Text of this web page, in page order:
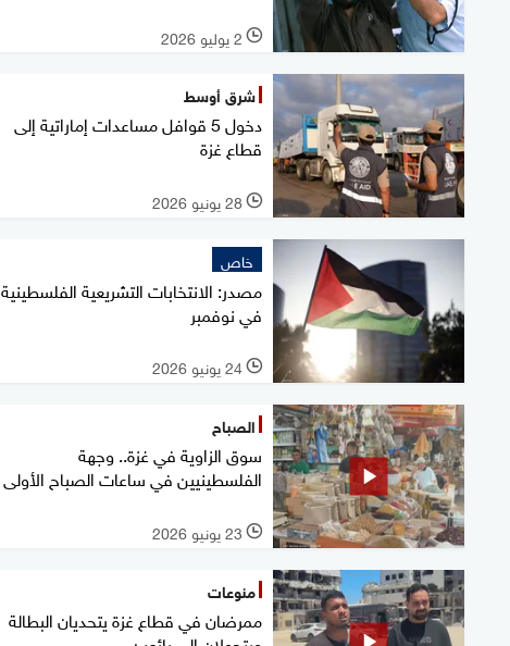
l 2 يوليو 2026
شرق أوسط
دخول 5 قوافل مساعدات إماراتية إلى
قطاع غزة
l 28 يونيو 2026
خاص
مصدر: الانتخابات التشريعية الفلسطينية
في نوفمبر
l 24 يونيو 2026
الصباح
سوق الزاوية في غزة.. وجهة
الفلسطينيين في ساعات الصباح الأولى
l 23 يونيو 2026
منوعات
ممرضان في قطاع غزة يتحديان البطالة